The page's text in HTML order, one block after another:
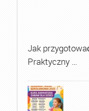
Jak
Praktyczny …